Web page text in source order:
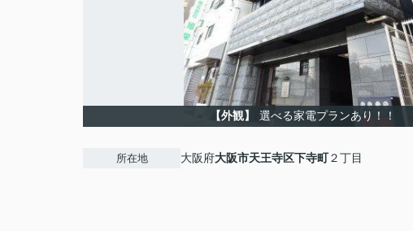
【外観】 選べる家電プランあり！！
所在地 大阪府大阪市天王寺区下寺町２丁目